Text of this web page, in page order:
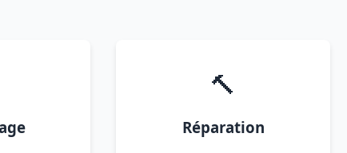
🔨
Réparation